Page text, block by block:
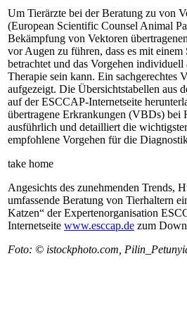
Um Tierärzte bei der Beratung zu von
(European Scientific Counsel Animal
Bekämpfung von Vektoren
vor Augen zu führen, dass es mit
betrachtet und das Vorgehen
Therapie sein kann. Ein sachgerechtes
aufgezeigt. Die Übersichtstabellen aus
auf der ESCCAP-Internetseite
übertragene Erkrankungen (VBDs) bei
ausführlich und detailliert die
empfohlene Vorgehen für die
take home
Angesichts des zunehmenden Trends,
umfassende Beratung von Tierhaltern
Katzen“ der Experten­organisation
Internetseite www.esccap.de zum
Foto: © istockphoto.com,